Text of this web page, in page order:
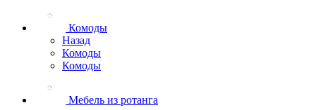
Комоды
Назад
Комоды
Комоды
Мебель из ротанга